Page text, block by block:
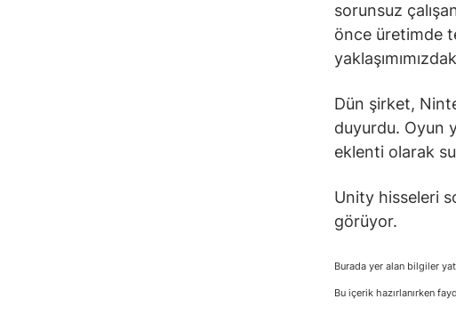
sorunsuz
önce üretimde
Dün şirket,
duyurdu. Oyun
eklenti olarak
Unity hisseleri
görüyor.
Burada yer alan bilgiler
Bu içerik hazırlanırken